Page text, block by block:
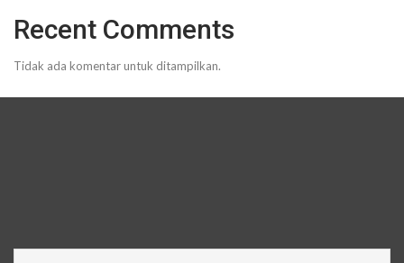
Recent Comments
Tidak ada komentar untuk ditampilkan.